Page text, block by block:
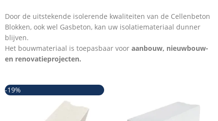
Door de uitstekende isolerende kwaliteiten van de Cellenbeton
Blokken, ook wel Gasbeton, kan uw isolatiemateriaal dunner
blijven.
Het bouwmateriaal is toepasbaar voor aanbouw, nieuwbouw-
en renovatieprojecten.
-19%
prijs
is: